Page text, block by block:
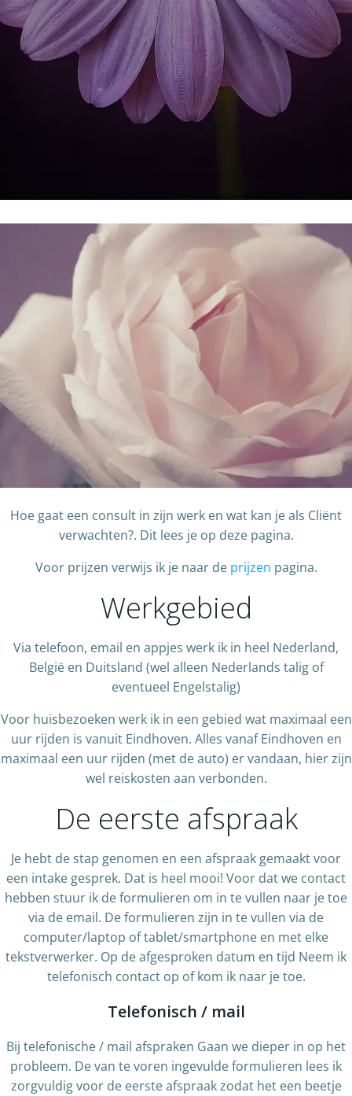
Hoe gaat een consult in zijn werk en wat kan je als Cliënt
verwachten?. Dit lees je op deze pagina.
Voor prijzen verwijs ik je naar de prijzen pagina.
Werkgebied
Via telefoon, email en appjes werk ik in heel Nederland,
België en Duitsland (wel alleen Nederlands talig of
eventueel Engelstalig)
Voor huisbezoeken werk ik in een gebied wat maximaal een
uur rijden is vanuit Eindhoven. Alles vanaf Eindhoven en
maximaal een uur rijden (met de auto) er vandaan, hier zijn
wel reiskosten aan verbonden.
De eerste afspraak
Je hebt de stap genomen en een afspraak gemaakt voor
een intake gesprek. Dat is heel mooi! Voor dat we contact
hebben stuur ik de formulieren om in te vullen naar je toe
via de email. De formulieren zijn in te vullen via de
computer/laptop of tablet/smartphone en met elke
tekstverwerker. Op de afgesproken datum en tijd Neem ik
telefonisch contact op of kom ik naar je toe.
Telefonisch / mail
Bij telefonische / mail afspraken Gaan we dieper in op het
probleem. De van te voren ingevulde formulieren lees ik
zorgvuldig voor de eerste afspraak zodat het een beetje